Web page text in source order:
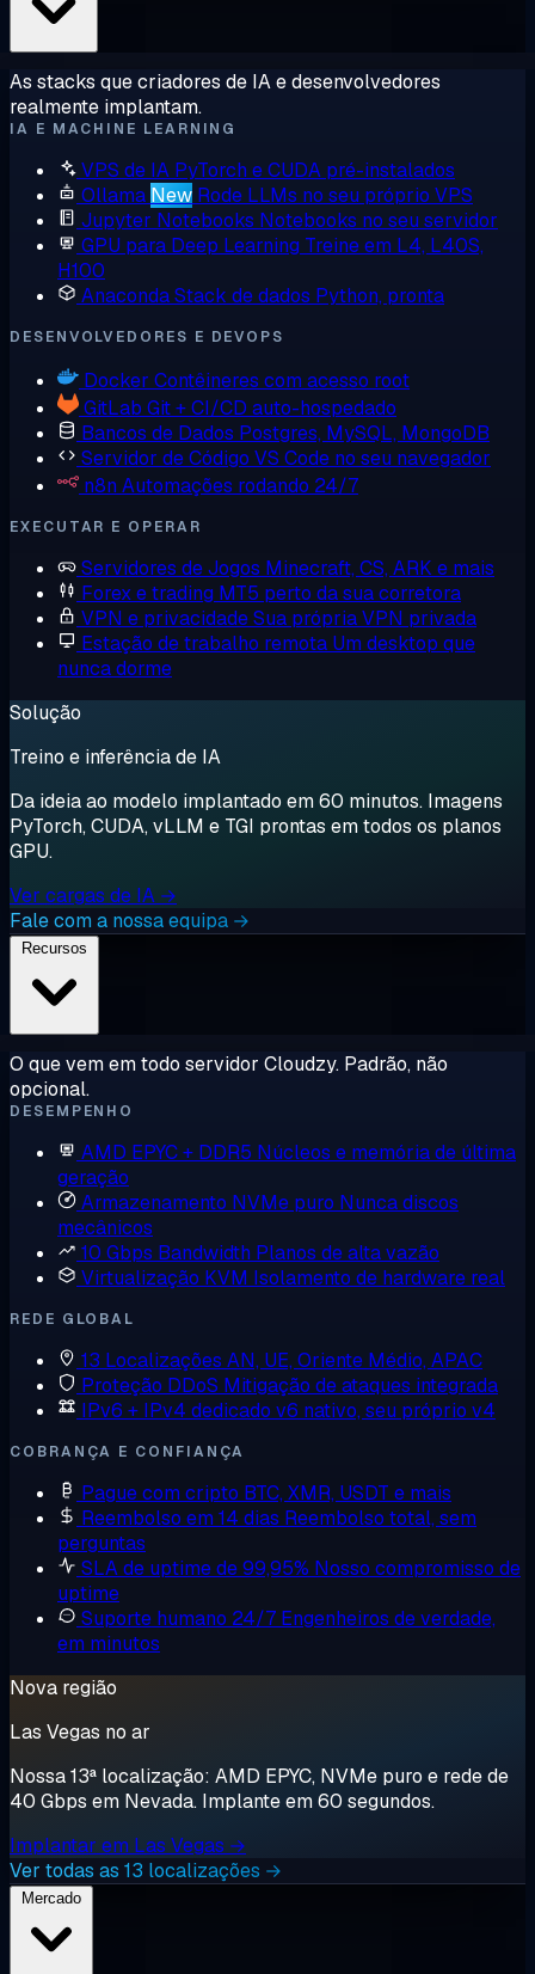
As stacks que criadores de IA e desenvolvedores
realmente implantam.
IA E MACHINE LEARNING
VPS de IA PyTorch e CUDA pré-instalados
Ollama New Rode LLMs no seu próprio VPS
Jupyter Notebooks Notebooks no seu servidor
GPU para Deep Learning Treine em L4, L40S,
H100
AnacondaStack de dados Python, pronta
DESENVOLVEDORES E DEVOPS
Docker Contêineres com acesso root
GitLab Git + CI/CD auto-hospedado
Bancos de Dados Postgres, MySQL, MongoDB
Servidor de Código VS Code no seu navegador
n8n Automações rodando 24/7
EXECUTAR E OPERAR
Servidores de Jogos Minecraft, CS, ARK e mais
Forex e trading MT5 perto da sua corretora
VPN e privacidadeSua própria VPN privada
Estação de trabalho remota Um desktop que
nunca dorme
Solução
Treino e inferência de IA
Da ideia ao modelo implantado em 60 minutos. Imagens
PyTorch, CUDA, vLLM e TGI prontas em todos os planos
GPU.
Ver cargas de IA →
Fale com a nossa equipa →
O que vem em todo servidor Cloudzy. Padrão, não
opcional.
DESEMPENHO
AMD EPYC + DDR5 Núcleos e memória de última
geração
Armazenamento NVMe puro Nunca discos
mecânicos
10 Gbps Bandwidth Planos de alta vazão
Virtualização KVM Isolamento de hardware real
REDE GLOBAL
13 Localizações AN, UE, Oriente Médio, APAC
Proteção DDoS Mitigação de ataques integrada
IPv6 + IPv4 dedicado v6 nativo, seu próprio v4
COBRANÇA E CONFIANÇA
Pague com cripto BTC, XMR, USDT e mais
Reembolso em 14 dias Reembolso total, sem
perguntas
SLA de uptime de 99,95% Nosso compromisso de
uptime
Suporte humano 24/7 Engenheiros de verdade,
em minutos
Nova região
Las Vegas no ar
Nossa 13ª localização: AMD EPYC, NVMe puro e rede de
40 Gbps em Nevada. Implante em 60 segundos.
Implantar em Las Vegas →
Ver todas as 13 localizações →